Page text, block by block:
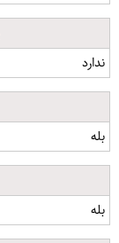
ندارد
بله
بله